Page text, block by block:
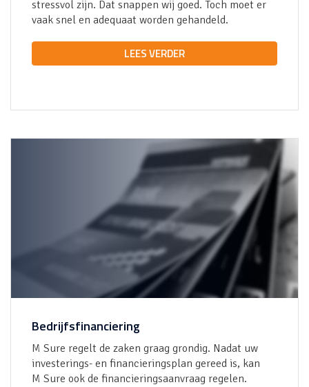
stressvol zijn. Dat snappen wij goed. Toch moet er
vaak snel en adequaat worden gehandeld.
LEES VERDER
Bedrijfsfinanciering
M Sure regelt de zaken graag grondig. Nadat uw
investerings- en financieringsplan gereed is, kan
M Sure ook de financieringsaanvraag regelen.